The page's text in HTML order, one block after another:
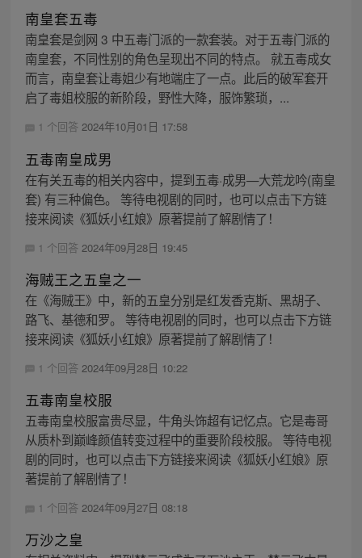
南皇套五毒
南皇套是剑网 3 中五毒门派的一款套装。对于五毒门派的
南皇套，不同性别的角色呈现出不同的特点。 就五毒成女
而言，南皇套让毒姐少有地端庄了一点。此后的破军套开
启了毒姐校服的新阶段，野性大降，服饰繁琐，...
1 个回答 2024年10月01日 17:58
五毒南皇成男
在有关五毒的相关内容中，提到五毒·成男—大荒龙吟(南皇
套) 有三种偏色。 等待电视剧的同时，也可以点击下方链
接来阅读《狐妖小红娘》原著提前了解剧情了！
1 个回答 2024年09月28日 19:45
海贼王之五皇之一
在《海贼王》中，新的五皇分别是红发香克斯、黑胡子、
路飞、基德和罗。 等待电视剧的同时，也可以点击下方链
接来阅读《狐妖小红娘》原著提前了解剧情了！
1 个回答 2024年09月28日 10:22
五毒南皇校服
五毒南皇校服富贵尽显，牛角头饰超有记忆点。它是毒哥
从质朴到巅峰颜值转变过程中的重要阶段校服。 等待电视
剧的同时，也可以点击下方链接来阅读《狐妖小红娘》原
著提前了解剧情了！
1 个回答 2024年09月27日 08:18
万沙之皇